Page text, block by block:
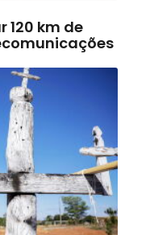
120 km de